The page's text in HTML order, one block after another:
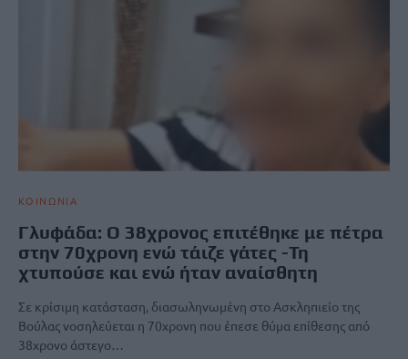
ΚΟΙΝΩΝΙΑ
Γλυφάδα: Ο 38χρονος επιτέθηκε με πέτρα
στην 70χρονη ενώ τάιζε γάτες -Τη
χτυπούσε και ενώ ήταν αναίσθητη
Σε κρίσιμη κατάσταση, διασωληνωμένη στο Ασκληπιείο της
Βούλας νοσηλεύεται η 70χρονη που έπεσε θύμα επίθεσης από
38χρονο άστεγο…